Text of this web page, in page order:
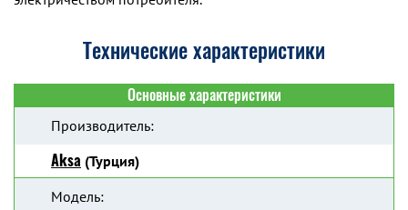
Технические характеристики
Основные характеристики
Производитель:
Aksa (Турция)
Модель: